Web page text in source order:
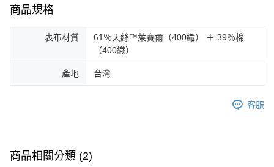
商品規格
表布材質
61％天絲™萊賽爾（400織） ＋ 39％棉
（400織）
產地 台灣
客服
商品相關分類 (2)